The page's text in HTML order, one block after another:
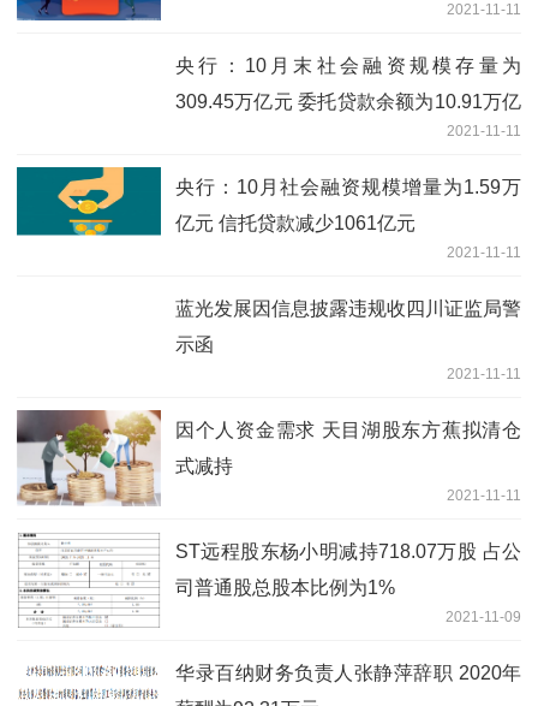
2021-11-11
央行：10月末社会融资规模存量为
309.45万亿元 委托贷款余额为10.91万亿
2021-11-11
央行：10月社会融资规模增量为1.59万
亿元 信托贷款减少1061亿元
2021-11-11
蓝光发展因信息披露违规收四川证监局警
示函
2021-11-11
因个人资金需求 天目湖股东方蕉拟清仓
式减持
2021-11-11
ST远程股东杨小明减持718.07万股 占公
司普通股总股本比例为1%
2021-11-09
华录百纳财务负责人张静萍辞职 2020年